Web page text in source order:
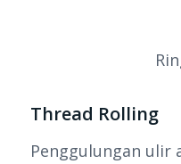
Thread Rolling
Penggulungan ulir